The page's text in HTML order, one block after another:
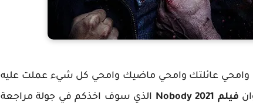
وامحي عائلتك وامحي ماضيك وامحي كل شيء عملت عليه
فيلم Nobody 2021
الذي سوف اخذكم في جولة مراجعة